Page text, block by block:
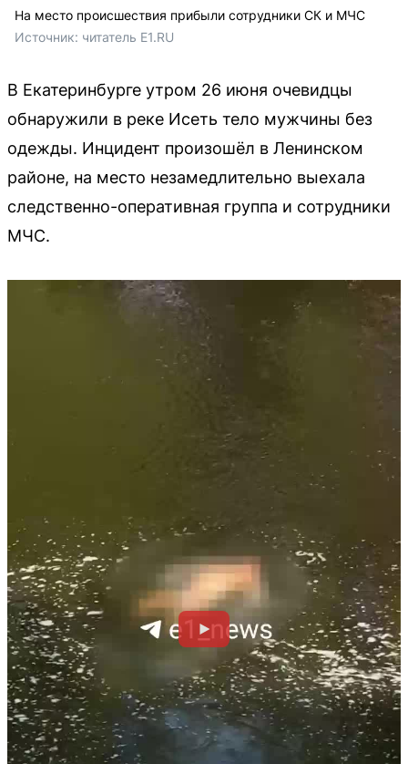
На место происшествия прибыли сотрудники СК и МЧС
Источник: читатель Е1.RU
В Екатеринбурге утром 26 июня очевидцы
обнаружили в реке Исеть тело мужчины без
одежды. Инцидент произошёл в Ленинском
районе, на место незамедлительно выехала
следственно-оперативная группа и сотрудники
МЧС.